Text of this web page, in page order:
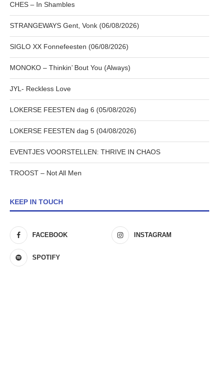
CHES – In Shambles
STRANGEWAYS Gent, Vonk (06/08/2026)
SIGLO XX Fonnefeesten (06/08/2026)
MONOKO – Thinkin’ Bout You (Always)
JYL- Reckless Love
LOKERSE FEESTEN dag 6 (05/08/2026)
LOKERSE FEESTEN dag 5 (04/08/2026)
EVENTJES VOORSTELLEN: THRIVE IN CHAOS
TROOST – Not All Men
KEEP IN TOUCH
FACEBOOK INSTAGRAM
SPOTIFY